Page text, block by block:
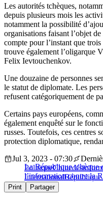
Les autorités tchèques,
depuis plusieurs mois les
notamment la possibilité
organisations faisant l’objet
compte pour l’instant que
trouve également l’oligarque
Felix Ievtouchenkov.
Une douzaine de personnes
le statut de diplomate. Les
refusent catégoriquement de
Certains pays européens,
également enquêté sur le
russes. Toutefois, ces centres
protection diplomatique,
La République tchèque
l’information contre la
Jul 3, 2023 - 07:30
PolitiqueChine
InternationalRépublique
Print Partager